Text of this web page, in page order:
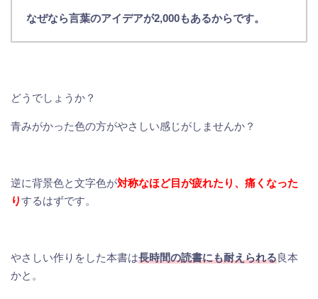
なぜなら言葉のアイデアが2,000もあるからです。
どうでしょうか？
青みがかった色の方がやさしい感じがしませんか？
逆に背景色と文字色が対称なほど目が疲れたり、痛くなった
りするはずです。
やさしい作りをした本書は長時間の読書にも耐えられる良本
かと。